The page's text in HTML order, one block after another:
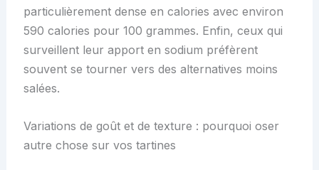
particulièrement dense en calories avec environ
590 calories pour 100 grammes. Enfin, ceux qui
surveillent leur apport en sodium préfèrent
souvent se tourner vers des alternatives moins
salées.
Variations de goût et de texture : pourquoi oser
autre chose sur vos tartines